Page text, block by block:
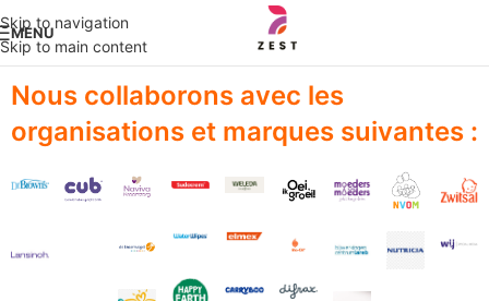
Skip to navigation
Skip to main content
MENU
Nous collaborons avec les
organisations et marques suivantes :